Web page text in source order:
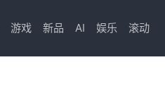
游戏 新品 AI 娱乐 滚动